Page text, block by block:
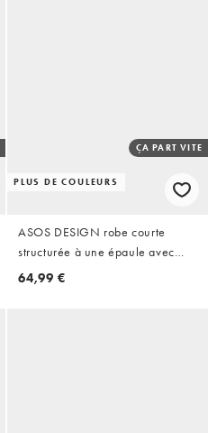
PLUS DE COULEURS
ÇA PART VITE
ASOS DESIGN robe courte
structurée à une épaule avec
finitions dorées en tissu scuba
64,99 €